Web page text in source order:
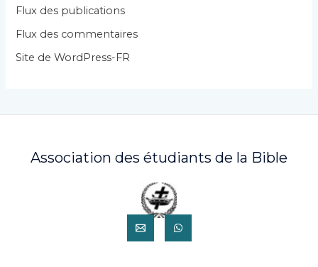
i
e
Flux des publications
Flux des commentaires
Site de WordPress-FR
Association des étudiants de la Bible